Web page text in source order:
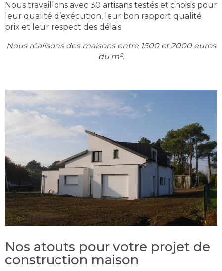
Nous travaillons avec 30 artisans testés et choisis pour
leur qualité d’exécution, leur bon rapport qualité
prix et leur respect des délais.
Nous réalisons des maisons entre 1500 et 2000 euros
du m².
Nos atouts pour votre projet de
construction maison